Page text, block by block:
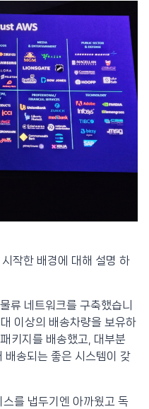
작한 배경에 대해 설명 하
류 네트워크를 구축했습니
이상의 배송차량을 보유하
키지를 배송했고, 대부분
송되는 좋은 시스템이 갖
를 냅두기엔 아까웠고 독